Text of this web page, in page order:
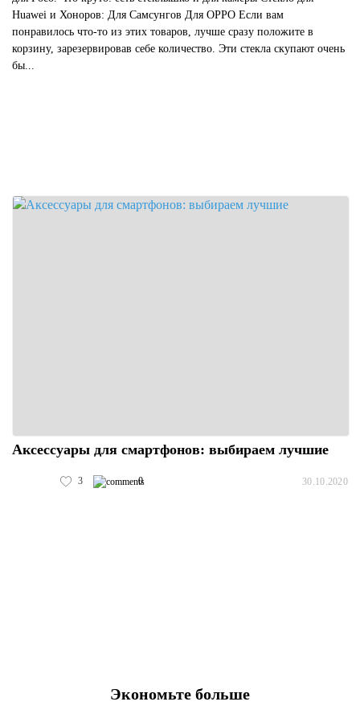
Huawei и Хоноров: Для Самсунгов Для OPPO Если вам
понравилось что-то из этих товаров, лучше сразу положите в
корзину, зарезервировав себе количество. Эти стекла скупают очень
бы...
Аксессуары для смартфонов: выбираем лучшие
3 0 30.10.2020
Экономьте больше